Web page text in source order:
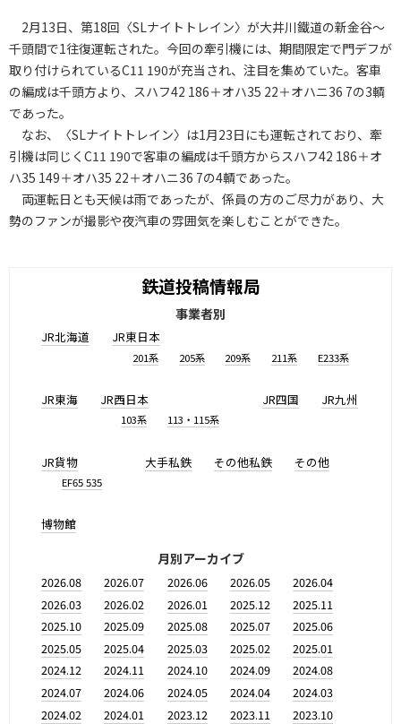
2月13日、第18回〈SLナイトトレイン〉が大井川鐵道の新金谷～
千頭間で1往復運転された。今回の牽引機には、期間限定で門デフが
取り付けられているC11 190が充当され、注目を集めていた。客車
の編成は千頭方より、スハフ42 186＋オハ35 22＋オハニ36 7の3輌
であった。
なお、〈SLナイトトレイン〉は1月23日にも運転されており、牽
引機は同じくC11 190で客車の編成は千頭方からスハフ42 186＋オ
ハ35 149＋オハ35 22＋オハニ36 7の4輌であった。
両運転日とも天候は雨であったが、係員の方のご尽力があり、大
勢のファンが撮影や夜汽車の雰囲気を楽しむことができた。
鉄道投稿情報局
事業者別
JR北海道 JR東日本
201系 205系 209系 211系 E233系
JR東海 JR西日本
103系 113・115系
JR四国 JR九州
JR貨物
EF65 535
大手私鉄 その他私鉄 その他
博物館
月別アーカイブ
2026.08 2026.07 2026.06 2026.05
2026.04
2026.03
2026.02 2026.01 2025.12
2025.11
2025.10
2025.09 2025.08 2025.07
2025.06
2025.05
2025.04 2025.03 2025.02
2025.01
2024.12
2024.11 2024.10 2024.09
2024.08
2024.07
2024.06 2024.05 2024.04
2024.03
2024.02
2024.01 2023.12 2023.11
2023.10